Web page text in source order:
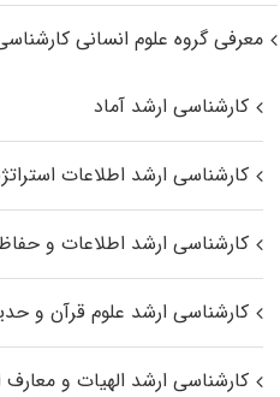
معرفی گروه علوم انسانی
کارشناسی ارشد آماد
کارشناسی ارشد اطلاعات
کارشناسی ارشد اطلاعات و
کارشناسی ارشد علوم قرآن و
کارشناسی ارشد الهیات و